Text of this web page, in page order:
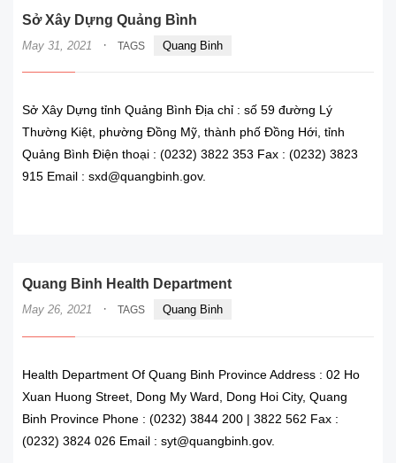
Sở Xây Dựng Quảng Bình
May 31, 2021 · TAGS Quang Binh
Sở Xây Dựng tỉnh Quảng Bình Địa chỉ : số 59 đường Lý
Thường Kiệt, phường Đồng Mỹ, thành phố Đồng Hới, tỉnh
Quảng Bình Điện thoại : (0232) 3822 353 Fax : (0232) 3823
915 Email : sxd@quangbinh.gov.
Quang Binh Health Department
May 26, 2021 · TAGS Quang Binh
Health Department Of Quang Binh Province Address : 02 Ho
Xuan Huong Street, Dong My Ward, Dong Hoi City, Quang
Binh Province Phone : (0232) 3844 200 | 3822 562 Fax :
(0232) 3824 026 Email : syt@quangbinh.gov.